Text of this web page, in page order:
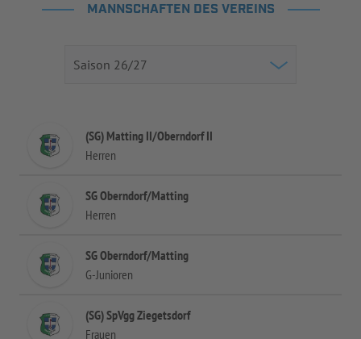
MANNSCHAFTEN DES VEREINS
(SG) Matting II/Oberndorf II
Herren
SG Oberndorf/Matting
Herren
SG Oberndorf/Matting
G-Junioren
(SG) SpVgg Ziegetsdorf
Frauen